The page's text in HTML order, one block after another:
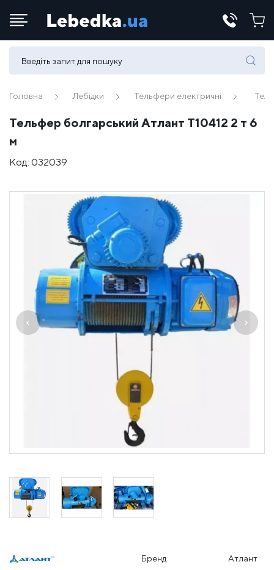
Телефони:
(067) 430 82-15
Головна Лебідки Тельфери електричні
Тельфер болгарський Атлант Т10412 2 т 6
м
Код: 032039
Бренд
Атлант